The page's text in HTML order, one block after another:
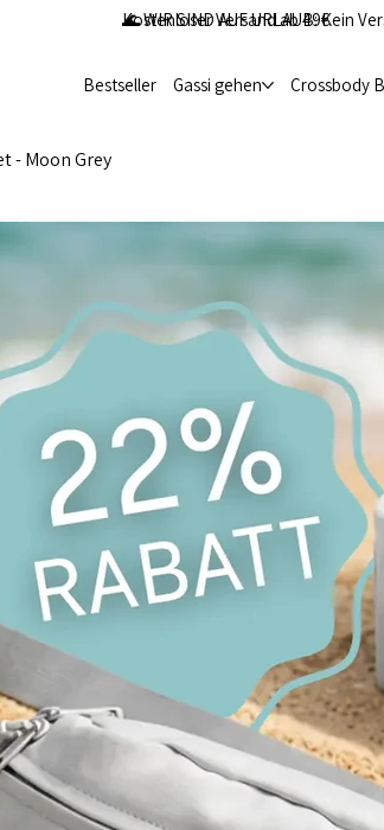
Kostenloser Versand ab 49€
Bestseller Gassi gehen Crossbody
🌊 WIR SIND AUF URLAUB: Kein
- Moon Grey